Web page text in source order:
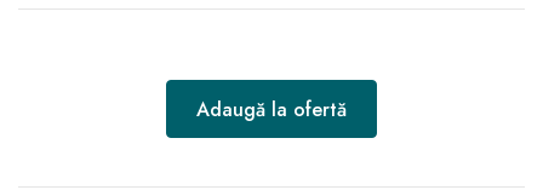
Adaugă la ofertă